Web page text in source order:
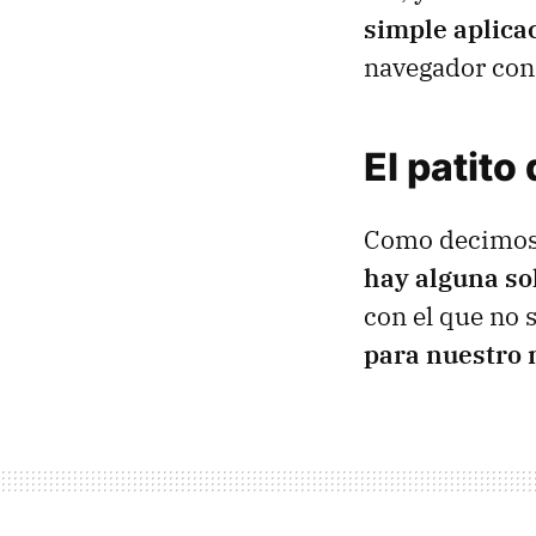
simple
navegador
El patito
Como
hay alguna
con el que no
para nuestro